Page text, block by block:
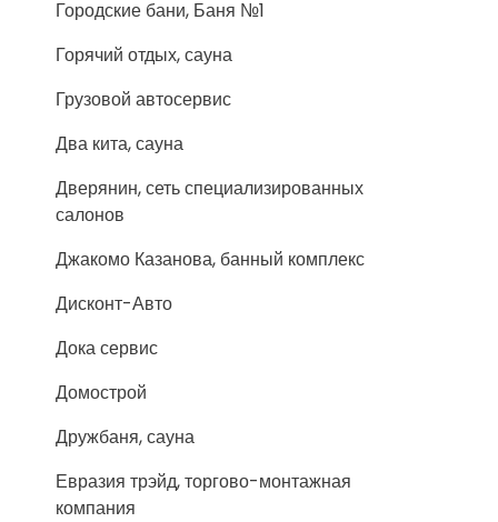
Городские бани, Баня №1
Горячий отдых, сауна
Грузовой автосервис
Два кита, сауна
Дверянин, сеть специализированных
салонов
Джакомо Казанова, банный комплекс
Дисконт-Авто
Дока сервис
Домострой
Дружбаня, сауна
Евразия трэйд, торгово-монтажная
компания